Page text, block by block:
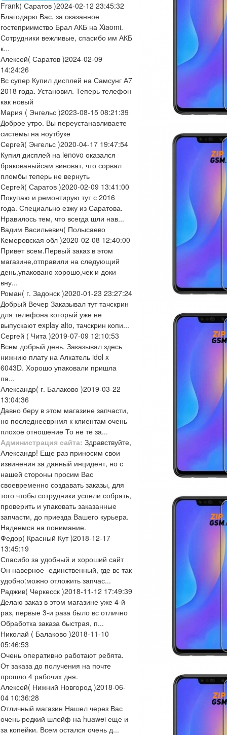
Frank( Саратов )2024-02-12 23:45:32
Благодарю Вас, за оказанное
гостеприимство Брал АКБ на Xiaomi.
Сотрудники вежливые, спасибо им АКБ
к...
Алексей( Саратов )2024-02-09
14:24:26
Вс супер Купил дисплей на Самсунг А7
2018 года. Установил. Теперь телефон
как новый
Мария ( Энгельс )2023-08-15 08:21:39
Доброе утро. Вы переустанавливаете
системы на ноутбуке
Сергей( Энгельс )2020-04-17 19:47:54
Купил дисплей на lenovo оказался
бракованыйсам виноват, что сорвал
пломбы теперь не вернуть
Сергей( Саратов )2020-02-09 13:41:00
Покупаю и ремонтирую тут с 2016
года. Специально езжу из Саратова.
Нравилось тем, что всегда шли нав...
Вадим Васильевич( Полысаево
Кемеровская обл )2020-02-08 12:40:00
Привет всем.Первый заказ в этом
магазине,отправили на следующий
день,упаковано хорошо,чек и доки
вну...
Роман( г. Задонск )2020-01-23 23:27:24
Добрый Вечер Заказывал тут тачскрин
для телефона который уже не
выпускают explay alto, тачскрин копи...
Сергей ( Чита )2019-07-09 12:10:53
Всем добрый день. Заказывал здесь
нижнию плату на Алкатель idol x
6043D. Хорошо упаковали пришла
па...
Александр( г. Балаково )2019-03-22
13:04:36
Давно беру в этом магазине запчасти,
но последнееврнмя к клиентам очень
плохое отношение То не те за...
Администрация сайта: Здравствуйте,
Александр! Еще раз приносим свои
извинения за данный инцидент, но с
нашей стороны просим Вас
своевременно создавать заказы, для
того чтобы сотрудники успели собрать,
проверить и упаковать заказанные
запчасти, до приезда Вашего курьера.
Надеемся на понимание.
Федор( Красный Кут )2018-12-17
13:45:19
Спасибо за удобный и хороший сайт
Он наверное -единственный, где вс так
удобно:можно отложить запчас...
Раджив( Черкесск )2018-11-12 17:49:39
Делаю заказ в этом магазине уже 4-й
раз, первые 3-и раза было вс отлично
Обработка заказа быстрая, п...
Николай ( Балаково )2018-11-10
05:46:53
Очень оперативно работают ребята.
От заказа до получения на почте
прошло 4 рабочих дня.
Алексей( Нижний Новгород )2018-06-
04 10:36:28
Отличный магазин Нашел через Вас
очень редкий шлейф на huawei еще и
за копейки. Всем остался очень д...